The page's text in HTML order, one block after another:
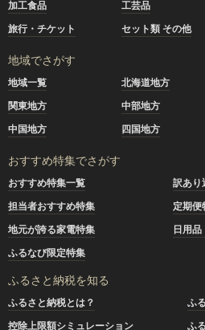
加工食品
工芸品
旅行・チケット
セット類 その他
地域でさがす
地域一覧 北海道地方
関東地方
中部地方
中国地方
四国地方
おすすめ特集でさがす
おすすめ特集一覧
訳あり
担当者おすすめ特集
定期便
地元が誇る家電特集
日用
ふるなび限定特集
ふるさと納税を知る
ふるさと納税とは？
ふ
控除上限額シミュレーション
ふ